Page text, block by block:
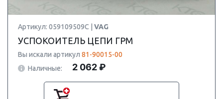
Артикул: 059109509C | VAG
УСПОКОИТЕЛЬ ЦЕПИ ГРМ
Вы искали артикул 81-90015-00
Наличные:
2 062 ₽